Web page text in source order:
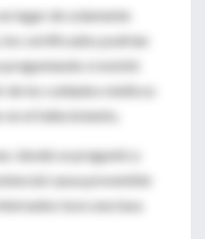
lugar de solamente
los certificados podrían
preguntando si existió
los cuidados médicos
en el fallecimiento.
donde se preguntó a
causa prevenible
tuvo una tasa